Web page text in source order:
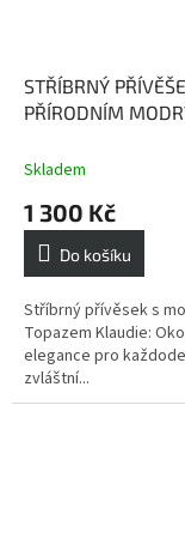
STŘÍBRNÝ
PŘÍRODNÍM
(POZLACENÝ)
sebeuvědomění
Skladem
1 300 Kč
Do košíku
Stříbrný přívěsek s
Topazem Klaudie:
elegance pro
zvláštní...